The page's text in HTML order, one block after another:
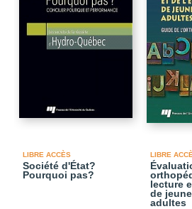
LIBRE ACCÈS
Société d'État?
Pourquoi pas?
LIBRE
lecture
de
adultes